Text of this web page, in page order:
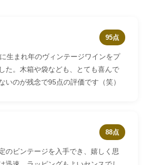
95点
生まれ年のヴィンテージワインをプ
た。木箱や袋なども、とても喜んで
いのが残念で95点の評価です（笑）
88点
のビンテージを入手でき、嬉しく思